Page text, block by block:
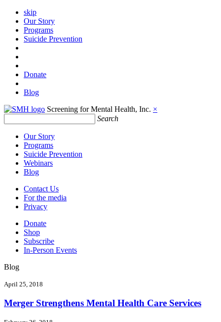
skip
Our Story
Programs
Suicide Prevention
Donate
Blog
Screening for Mental Health, Inc. ×
Search
Our Story
Programs
Suicide Prevention
Webinars
Blog
Contact Us
For the media
Privacy
Donate
Shop
Subscribe
In-Person Events
Blog
April 25, 2018
Merger Strengthens Mental Health Care Services